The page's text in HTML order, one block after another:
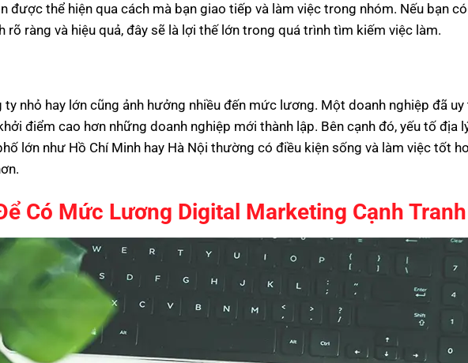
được thể hiện qua cách mà bạn giao tiếp và làm việc trong nhóm. Nếu bạn
ràng và hiệu quả, đây sẽ là lợi thế lớn trong quá trình tìm kiếm việc làm.
nhỏ hay lớn cũng ảnh hưởng nhiều đến mức lương. Một doanh nghiệp đã uy
điểm cao hơn những doanh nghiệp mới thành lập. Bên cạnh đó, yếu tố địa
lớn như Hồ Chí Minh hay Hà Nội thường có điều kiện sống và làm việc tốt
Có Mức Lương Digital Marketing Cạnh Tranh